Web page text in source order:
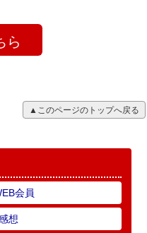
ら
▲このページのトップへ戻る
会員
想